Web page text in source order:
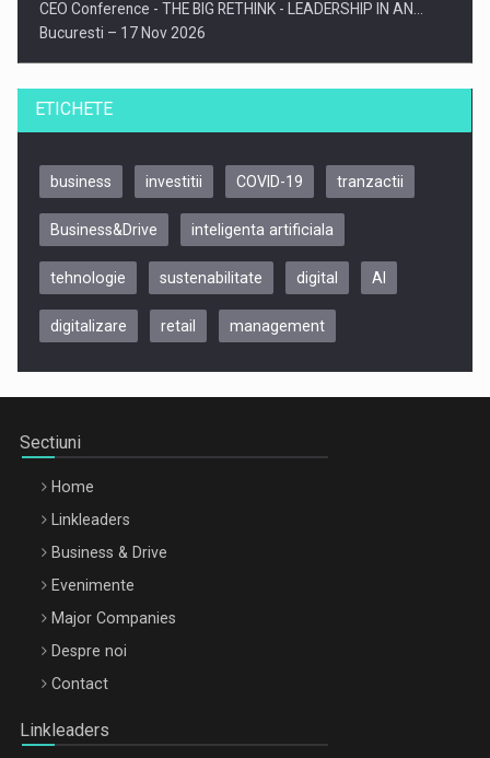
CEO Conference - THE BIG RETHINK - LEADERSHIP IN AN…
Bucuresti – 17 Nov 2026
Be Inspired. Make it Happen!, CLUJ, 9 Decembrie
Be Inspired. Make it Happen!, ARTEMIS LETO, ORADEA, 8
Octombrie
ETICHETE
business investitii COVID-19 tranzactii
Business&Drive inteligenta artificiala
tehnologie sustenabilitate digital AI
digitalizare retail management
Sectiuni
Home
Linkleaders
Business & Drive
Evenimente
Major Companies
Despre noi
Contact
Linkleaders